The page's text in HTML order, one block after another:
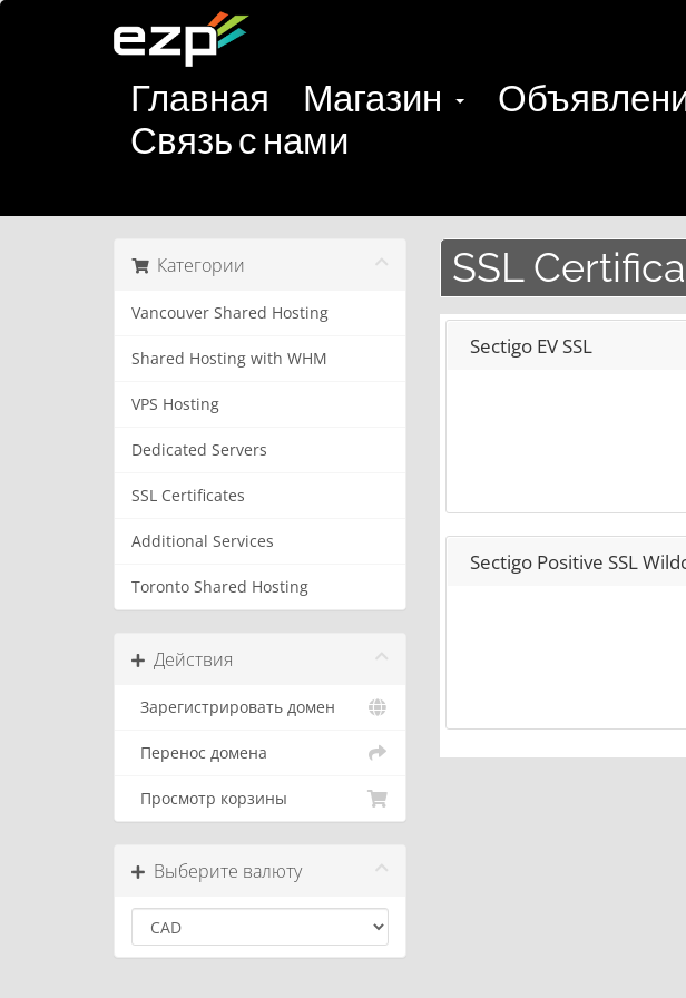
Главная Магазин
Связь с нами
Категории
Vancouver Shared Hosting
Shared Hosting with WHM
VPS Hosting
Dedicated Servers
SSL Certificates
Additional Services
Toronto Shared Hosting
Действия
Зарегистрировать домен
Перенос домена
Просмотр корзины
Выберите валюту
SSL
Sectigo EV SSL
Sectigo Positive SSL